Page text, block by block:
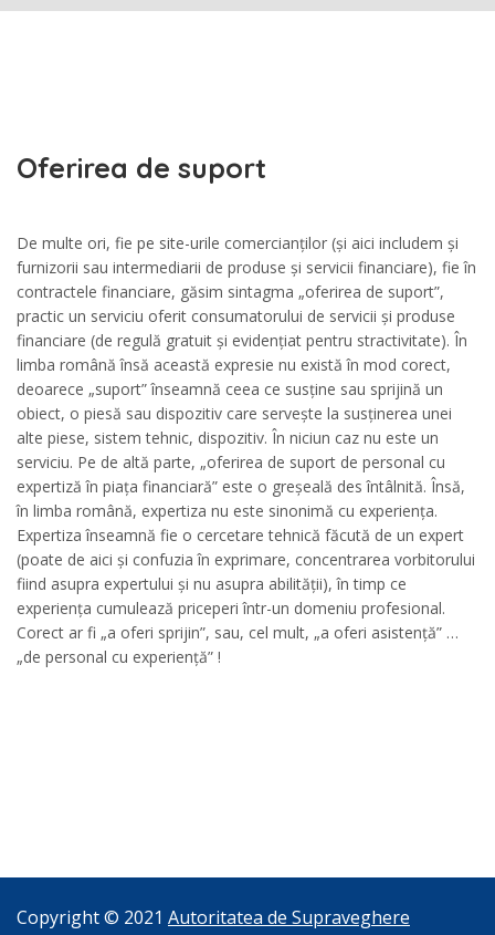
Oferirea de suport
De multe ori, fie pe site-urile comercianților (și aici includem și
furnizorii sau intermediarii de produse și servicii financiare), fie în
contractele financiare, găsim sintagma „oferirea de suport”,
practic un serviciu oferit consumatorului de servicii și produse
financiare (de regulă gratuit și evidențiat pentru stractivitate). În
limba română însă această expresie nu există în mod corect,
deoarece „suport” înseamnă ceea ce susține sau sprijină un
obiect, o piesă sau dispozitiv care servește la susținerea unei
alte piese, sistem tehnic, dispozitiv. În niciun caz nu este un
serviciu. Pe de altă parte, „oferirea de suport de personal cu
expertiză în piața financiară” este o greșeală des întâlnită. Însă,
în limba română, expertiza nu este sinonimă cu experiența.
Expertiza înseamnă fie o cercetare tehnică făcută de un expert
(poate de aici și confuzia în exprimare, concentrarea vorbitorului
fiind asupra expertului și nu asupra abilității), în timp ce
experiența cumulează priceperi într-un domeniu profesional.
Corect ar fi „a oferi sprijin”, sau, cel mult, „a oferi asistență” …
„de personal cu experiență” !
Copyright © 2021 Autoritatea de Supraveghere